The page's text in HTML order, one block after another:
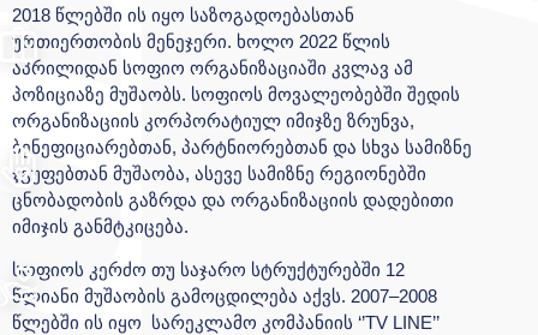
2018 წლებში ის იყო საზოგადოებასთან
ურთიერთობის მენეჯერი. ხოლო 2022 წლის
აპრილიდან სოფიო ორგანიზაციაში კვლავ ამ
პოზიციაზე მუშაობს. სოფიოს მოვალეობებში შედის
ორგანიზაციის კორპორატიულ იმიჯზე ზრუნვა,
ბენეფიციარებთან, პარტნიორებთან და სხვა სამიზნე
ჯგუფებთან მუშაობა, ასევე სამიზნე რეგიონებში
ცნობადობის გაზრდა და ორგანიზაციის დადებითი
იმიჯის განმტკიცება.
სოფიოს კერძო თუ საჯარო სტრუქტურებში 12
წლიანი მუშაობის გამოცდილება აქვს. 2007–2008
წლებში ის იყო სარეკლამო კომპანიის ‘’TV LINE’’